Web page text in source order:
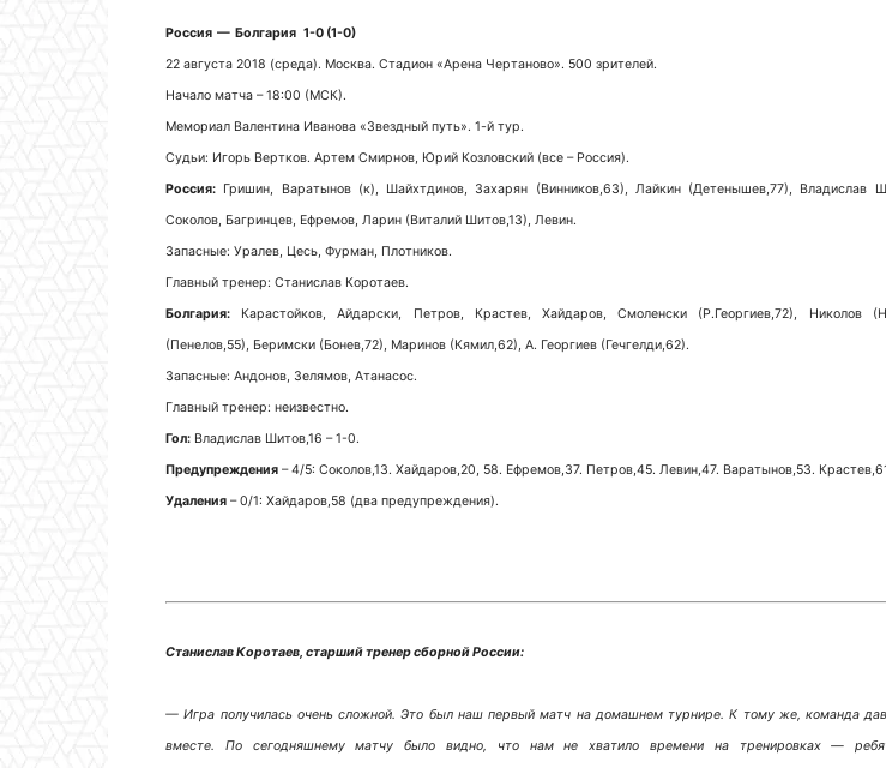
Россия — Болгария 1-0 (1-0)
22 августа 2018 (среда). Москва. Стадион «Арена Чертаново». 500 зрителей.
Начало матча – 18:00 (МСК).
Мемориал Валентина Иванова «Звездный путь». 1-й тур.
Судьи: Игорь Вертков. Артем Смирнов, Юрий Козловский (все – Россия).
Россия: Гришин, Варатынов (к), Шайхтдинов, Захарян (Винников,63), Лайкин (Детенышев,77), Владислав
Соколов, Багринцев, Ефремов, Ларин (Виталий Шитов,13), Левин.
Запасные: Уралев, Цесь, Фурман, Плотников.
Главный тренер: Станислав Коротаев.
Болгария: Карастойков, Айдарски, Петров, Крастев, Хайдаров, Смоленски (Р.Георгиев,72), Николов
(Пенелов,55), Беримски (Бонев,72), Маринов (Кямил,62), А. Георгиев (Гечгелди,62).
Запасные: Андонов, Зелямов, Атанасос.
Главный тренер: неизвестно.
Гол: Владислав Шитов,16 – 1-0.
Предупреждения – 4/5: Соколов,13. Хайдаров,20, 58. Ефремов,37. Петров,45. Левин,47. Варатынов,53.
Удаления – 0/1: Хайдаров,58 (два предупреждения).
Станислав Коротаев, старший тренер сборной России:
— Игра получилась очень сложной. Это был наш первый матч на домашнем турнире. К тому же, команда
вместе. По сегодняшнему матчу было видно, что нам не хватило времени на тренировках —